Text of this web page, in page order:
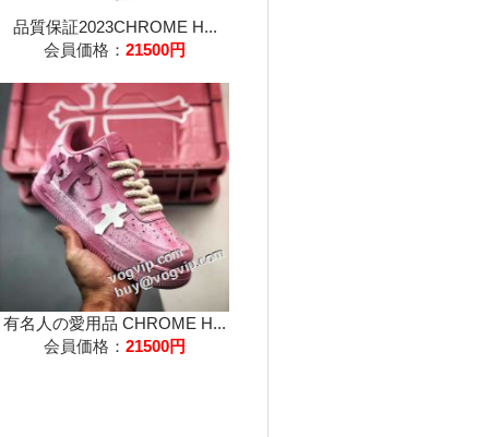
品質保証2023CHROME H...
会員価格： 21500円
有名人の愛用品 CHROME H...
会員価格： 21500円